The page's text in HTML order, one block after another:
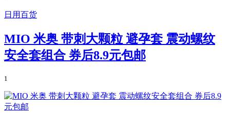
日用百货
MIO 米奥 带刺大颗粒 避孕套 震动螺纹
安全套组合 券后8.9元包邮
1